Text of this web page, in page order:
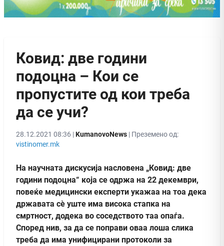
Ковид: две години
подоцна – Кои се
пропустите од кои треба
да се учи?
28.12.2021 08:36 |KumanovoNews | Преземено од:
vistinomer.mk
На научната дискусија насловена „Ковид: две
години подоцна“ која се одржа на 22 декември,
повеќе медицински експерти укажаа на тоа дека
државата сè уште има висока стапка на
смртност, додека во соседството таа опаѓа.
Според нив, за да се поправи оваа лоша слика
треба да има унифицирани протоколи за